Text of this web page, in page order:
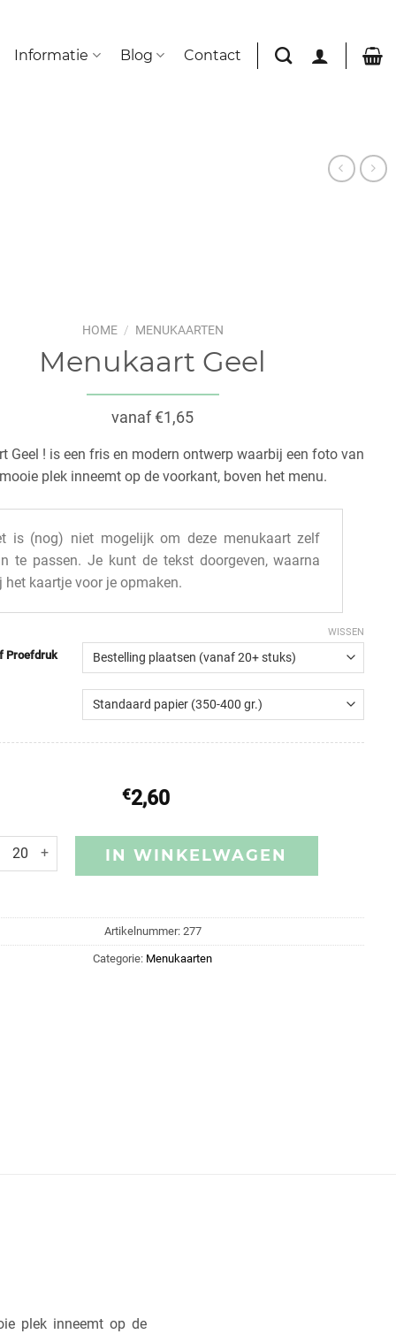
Informatie Blog Contact
HOME / MENUKAARTEN
Menukaart Geel
vanaf €1,65
Geel ! is een fris en modern ontwerp waarbij een foto van
plek inneemt op de voorkant, boven het menu.
is (nog) niet mogelijk om deze menukaart zelf
te passen. Je kunt de tekst doorgeven, waarna
het kaartje voor je opmaken.
Proefdruk
WISSEN
€2,60
IN WINKELWAGEN
Artikelnummer: 277
Categorie: Menukaarten
plek inneemt op de